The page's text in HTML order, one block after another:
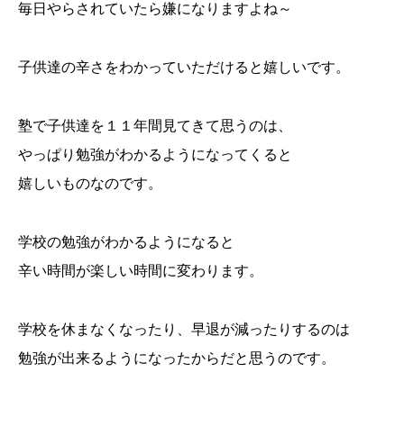
毎日やらされていたら嫌になりますよね～
子供達の辛さをわかっていただけると嬉しいです。
塾で子供達を１１年間見てきて思うのは、
やっぱり勉強がわかるようになってくると
嬉しいものなのです。
学校の勉強がわかるようになると
辛い時間が楽しい時間に変わります。
学校を休まなくなったり、早退が減ったりするのは
勉強が出来るようになったからだと思うのです。